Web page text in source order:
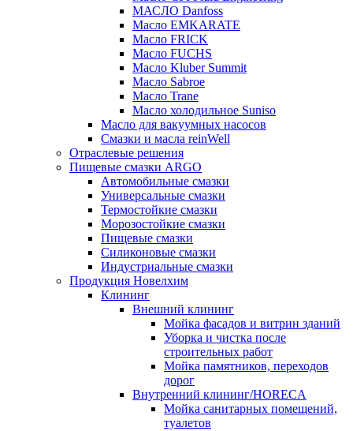
МАСЛО Danfoss
Масло EMKARATE
Масло FRICK
Масло FUCHS
Масло Kluber Summit
Масло Sabroe
Масло Trane
Масло холодильное Suniso
Масло для вакуумных насосов
Смазки и масла reinWell
Отраслевые решения
Пищевые смазки ARGO
Автомобильные смазки
Универсальные смазки
Термостойкие смазки
Морозостойкие смазки
Пищевые смазки
Силиконовые смазки
Индустриальные смазки
Продукция Новелхим
Клининг
Внешний клининг
Мойка фасадов и витрин зданий
Уборка и чистка после
строительных работ
Мойка памятников, переходов
дорог
Внутренний клининг/HORECA
Мойка санитарных помещений,
туалетов